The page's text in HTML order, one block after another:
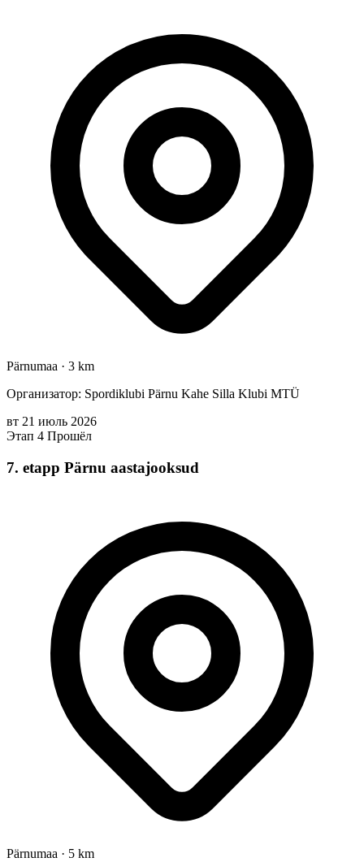
Pärnumaa · 3 km
Организатор: Spordiklubi Pärnu Kahe Silla Klubi MTÜ
вт 21 июль 2026
Этап 4 Прошёл
7. etapp Pärnu aastajooksud
Pärnumaa · 5 km